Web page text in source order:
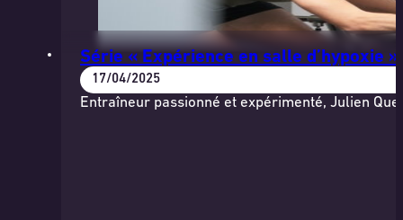
Série « Expérience en salle d’hypoxie
17/04/2025
Entraîneur passionné et expérimenté, Julien